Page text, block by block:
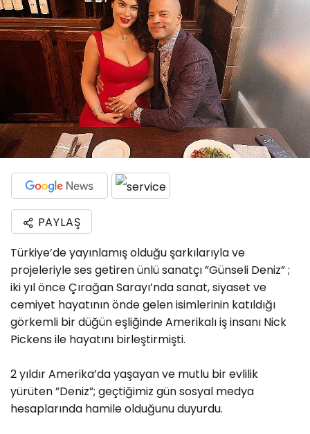
PAYLAŞ
Türkiye’de yayınlamış olduğu şarkılarıyla ve
projeleriyle ses getiren ünlü sanatçı ”Günseli Deniz” ;
iki yıl önce Çırağan Sarayı’nda sanat, siyaset ve
cemiyet hayatının önde gelen isimlerinin katıldığı
görkemli bir düğün eşliğinde Amerikalı iş insanı Nick
Pickens ile hayatını birleştirmişti.
2 yıldır Amerika’da yaşayan ve mutlu bir evlilik
yürüten ”Deniz”; geçtiğimiz gün sosyal medya
hesaplarında hamile olduğunu duyurdu.